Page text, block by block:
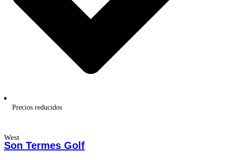
Precios reducidos
West
Son Termes Golf